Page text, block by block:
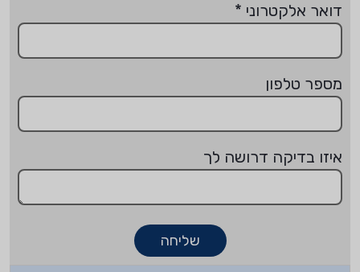
דואר אלקטרוני *
מספר טלפון
איזו בדיקה דרושה לך
שליחה